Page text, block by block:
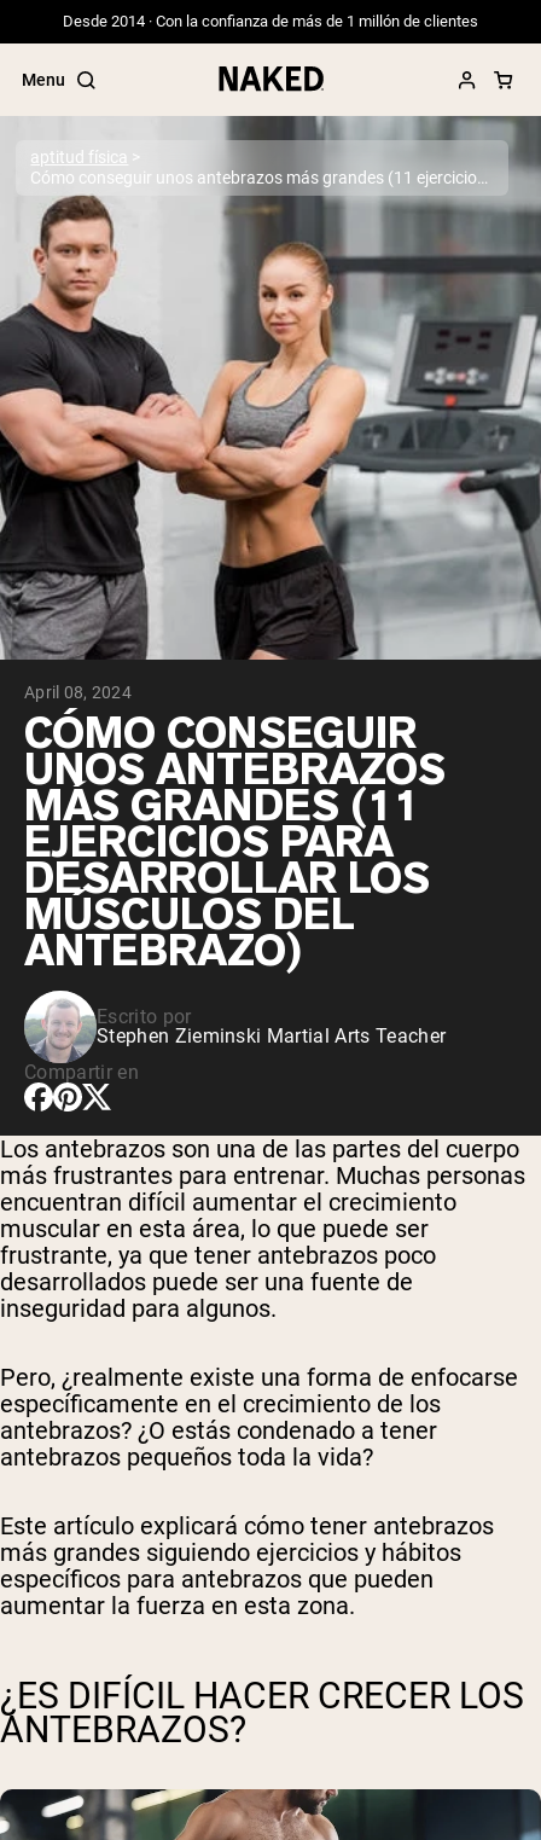
Desde 2014 · Con la confianza de más de 1 millón de clientes
Menu
Términos de Búsqueda Populares
”Protein Powder“
”Overnight Oats“
”Vegan protein“
”Collagen“
”Micellar Casein“
aptitud física
Cómo conseguir unos antebrazos más grandes (11 ejercicios para desarrollar los músculos del antebrazo)
April 08, 2024
CÓMO CONSEGUIR
UNOS ANTEBRAZOS
MÁS GRANDES (11
EJERCICIOS PARA
DESARROLLAR LOS
MÚSCULOS DEL
ANTEBRAZO)
Escrito por
Stephen Zieminski Martial Arts Teacher
Compartir en
Los antebrazos son una de las partes del cuerpo
más frustrantes para entrenar. Muchas personas
encuentran difícil aumentar el crecimiento
muscular en esta área, lo que puede ser
frustrante, ya que tener antebrazos poco
desarrollados puede ser una fuente de
inseguridad para algunos.
Pero, ¿realmente existe una forma de enfocarse
específicamente en el crecimiento de los
antebrazos? ¿O estás condenado a tener
antebrazos pequeños toda la vida?
Este artículo explicará cómo tener antebrazos
más grandes siguiendo ejercicios y hábitos
específicos para antebrazos que pueden
aumentar la fuerza en esta zona.
¿ES DIFÍCIL HACER CRECER LOS
ANTEBRAZOS?